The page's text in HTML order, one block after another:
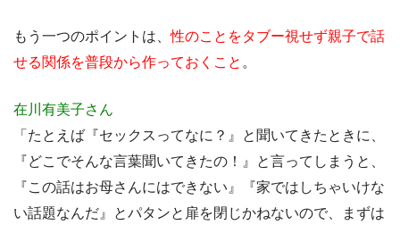
もう一つのポイントは、性のことをタブー視せず親子で話
せる関係を普段から作っておくこと 。
在川有美子さん
「たとえば『セックスってなに？』と聞いてきたときに、
『どこでそんな言葉聞いてきたの！』と言ってしまうと、
『この話はお母さんにはできない』『家ではしちゃいけな
い話題なんだ』とパタンと扉を閉じかねないので、まずは